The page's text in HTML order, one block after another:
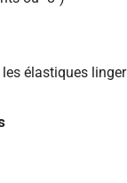
élastiques